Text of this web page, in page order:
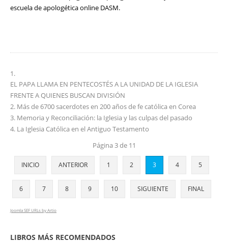
escuela de apologética online DASM.
EL PAPA LLAMA EN PENTECOSTÉS A LA UNIDAD DE LA IGLESIA
FRENTE A QUIENES BUSCAN DIVISIÓN
Más de 6700 sacerdotes en 200 años de fe católica en Corea
Memoria y Reconciliación: la Iglesia y las culpas del pasado
La Iglesia Católica en el Antiguo Testamento
Página 3 de 11
INICIO ANTERIOR 1 2 3 4 5
6 7 8 9 10 SIGUIENTE FINAL
Joomla SEF URLs by Artio
LIBROS MÁS RECOMENDADOS